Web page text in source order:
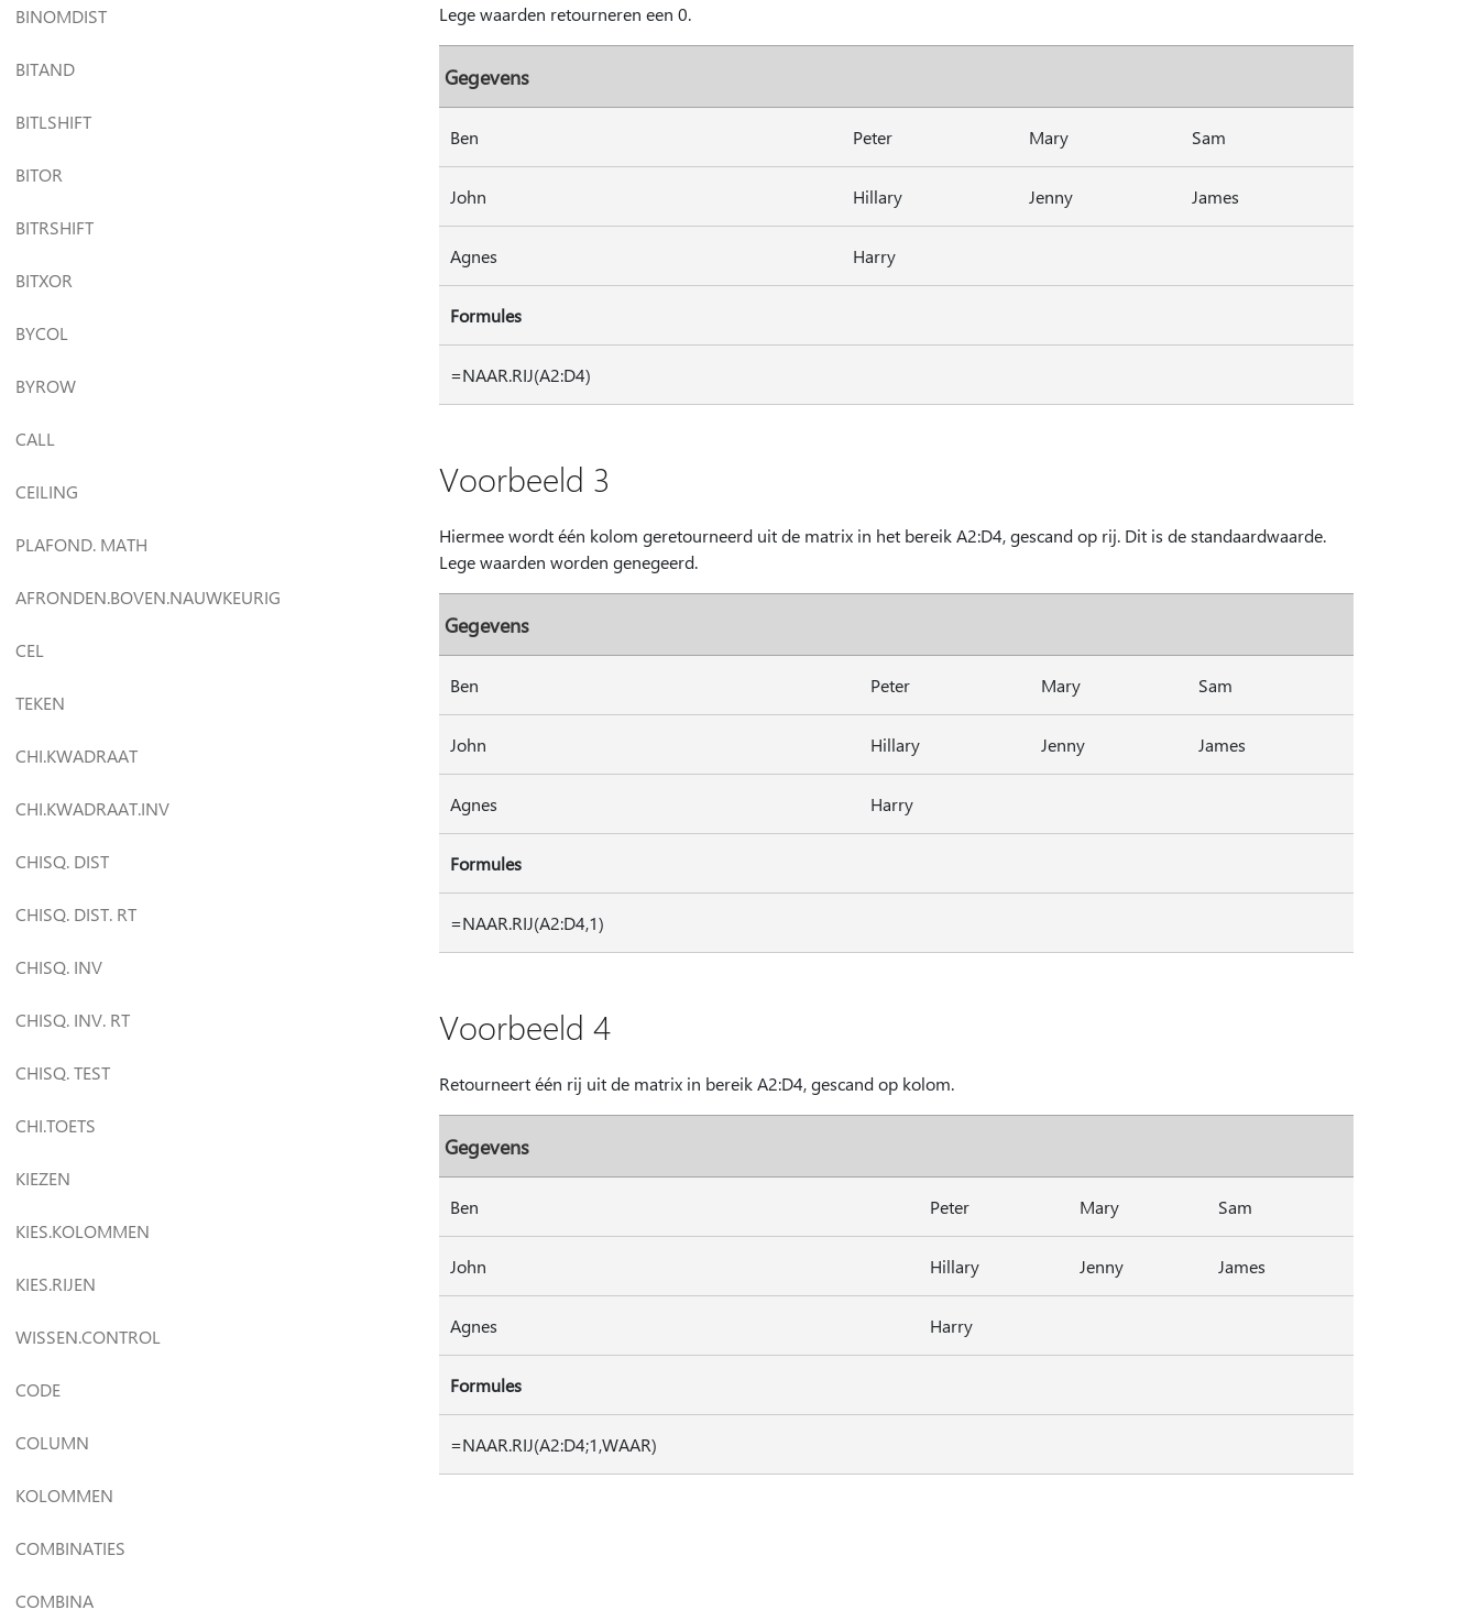
BINOMDIST
BITAND
BITLSHIFT
BITOR
BITRSHIFT
BITXOR
BYCOL
BYROW
CALL
CEILING
PLAFOND. MATH
AFRONDEN.BOVEN.NAUWKEURIG
CEL
TEKEN
CHI.KWADRAAT
CHI.KWADRAAT.INV
CHISQ. DIST
CHISQ. DIST. RT
CHISQ. INV
CHISQ. INV. RT
CHISQ. TEST
CHI.TOETS
KIEZEN
KIES.KOLOMMEN
KIES.RIJEN
WISSEN.CONTROL
CODE
COLUMN
KOLOMMEN
COMBINATIES
COMBINA
Lege waarden retourneren een 0.
Gegevens
Ben Peter Mary Sam
John Hillary Jenny James
Agnes Harry
Formules
=NAAR.RIJ(A2:D4)
Voorbeeld 3
Hiermee wordt één kolom geretourneerd uit de matrix in het bereik A2:D4, gescand op rij. Dit is de standaardwaarde.
Lege waarden worden genegeerd.
Gegevens
Ben Peter Mary Sam
John Hillary Jenny James
Agnes Harry
Formules
=NAAR.RIJ(A2:D4,1)
Voorbeeld 4
Retourneert één rij uit de matrix in bereik A2:D4, gescand op kolom.
Gegevens
Ben Peter Mary Sam
John Hillary Jenny James
Agnes Harry
Formules
=NAAR.RIJ(A2:D4;1,WAAR)